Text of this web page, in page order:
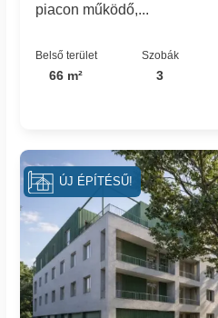
piacon működő,...
Belső terület
66 m²
Szobák
3
ÚJ ÉPÍTÉSŰ!